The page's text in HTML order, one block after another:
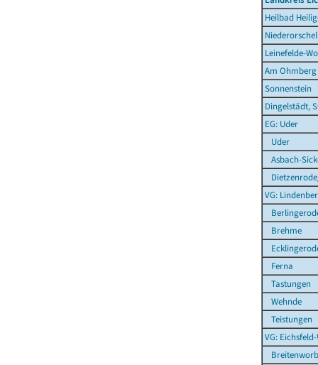
Heilbad
Niederorschel
Leinefelde-
Am Ohmberg
Sonnenstein
Dingelstädt,
EG: Uder
Uder
Asbach-
VG:
Brehme
Ferna
Tastungen
Wehnde
Teistungen
VG: